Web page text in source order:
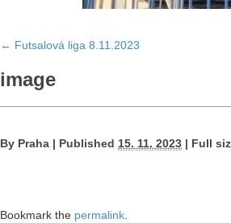
← Futsalová liga 8.11.2023
image
By Praha | Published 15. 11. 2023 | Full
Bookmark the permalink